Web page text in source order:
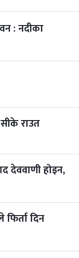
७ महिना बाँकी
: नदीका
राउत
देववाणी होइन,
दिन